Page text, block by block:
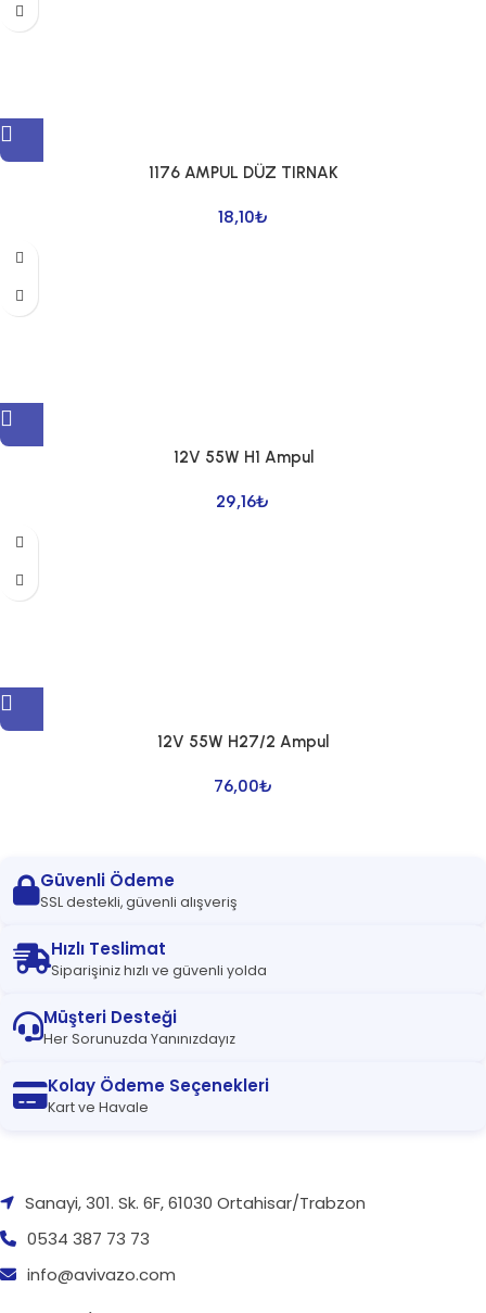
1176 AMPUL DÜZ TIRNAK
18,10₺
12V 55W H1 Ampul
29,16₺
12V 55W H27/2 Ampul
76,00₺
Güvenli Ödeme
SSL destekli, güvenli alışveriş
Hızlı Teslimat
Siparişiniz hızlı ve güvenli yolda
Müşteri Desteği
Her Sorunuzda Yanınızdayız
Kolay Ödeme Seçenekleri
Kart ve Havale
Sanayi, 301. Sk. 6F, 61030 Ortahisar/Trabzon
0534 387 73 73
info@avivazo.com